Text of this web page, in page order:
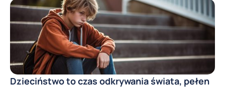
Dzieciństwo to czas odkrywania świata, pełen